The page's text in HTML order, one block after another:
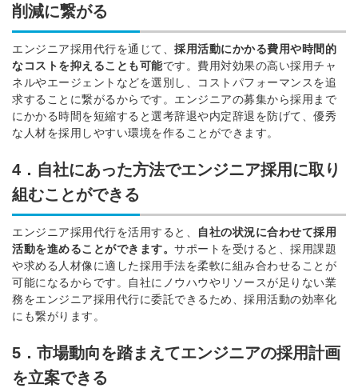
削減に繋がる
エンジニア採用代行を通じて、 採用活動にかかる費用や時間的
なコストを抑えることも可能です。 費用対効果の高い採用チャ
ネルやエージェントなどを選別し
、コストパフォーマンスを追
求することに繋がるからです。 エンジニアの募集から採用まで
にかかる時間を短縮すると選考辞退や内定辞退を防げて
優秀
な人材を採用しやすい環境を作ることができます。
4．自社にあった方法でエンジニア採用に取り
組むことができる
エンジニア採用代行を活用すると、 自社の状況に合わせて採用
活動を進めることができます。 サポートを受けると、 採用課題
や求める人材像に適した採用手法を柔軟に組み合わせることが
可能になるからです。
自社にノウハウやリソースが足りない業
務をエンジニア採用代行に委託できるため、採用活動の効率化
にも繋がります。
5．市場動向を踏まえてエンジニアの採用計画
を立案できる